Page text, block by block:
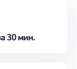
на
30 мин.